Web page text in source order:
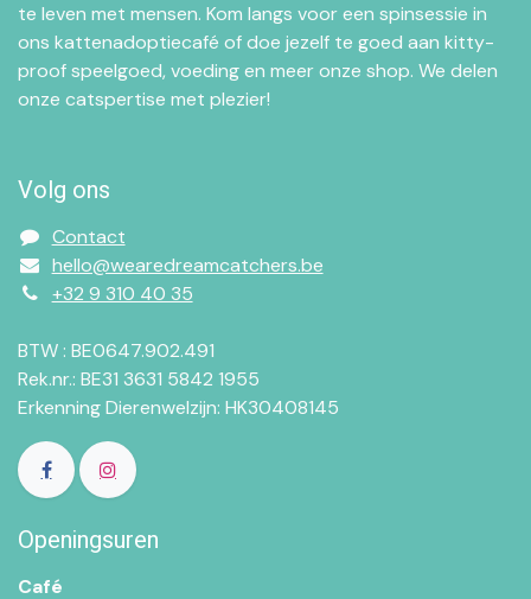
te leven met mensen. Kom langs voor een spinsessie in
ons kattenadoptiecafé of doe jezelf te goed aan kitty-
proof speelgoed, voeding en meer onze shop. We delen
onze catspertise met plezier!
Volg ons
Contact
hello@wearedreamcatchers.be
+32 9 310 40 35
BTW : BE0647.902.491
Rek.nr.: BE31 3631 5842 1955
Erkenning Dierenwelzijn: HK30408145
Openingsuren
Café